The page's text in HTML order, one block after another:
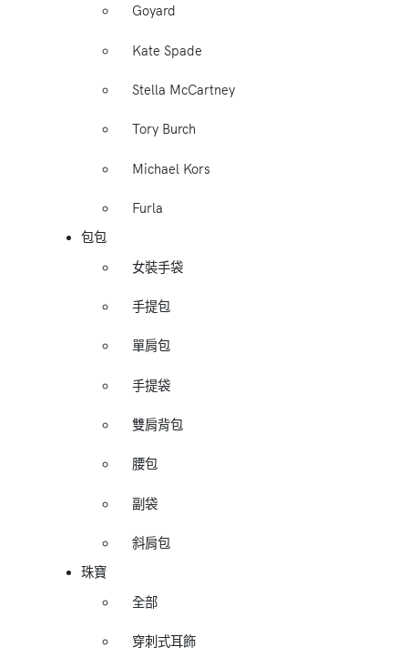
Goyard
Kate Spade
Stella McCartney
Tory Burch
Michael Kors
Furla
包包
女裝手袋
手提包
單肩包
手提袋
雙肩背包
腰包
副袋
斜肩包
珠寶
全部
穿刺式耳飾